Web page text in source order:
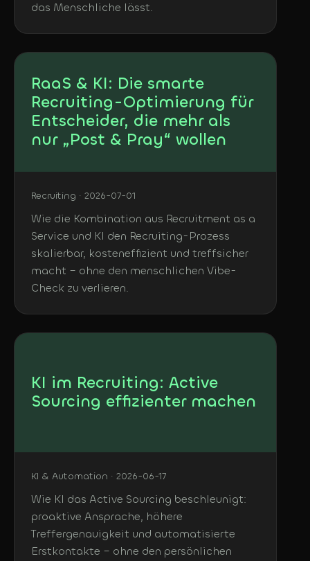
das Menschliche lässt.
RaaS & KI: Die smarte
Recruiting-Optimierung für
Entscheider, die mehr als
nur „Post & Pray“ wollen
Recruiting · 2026-07-01
Wie die Kombination aus Recruitment as a
Service und KI den Recruiting-Prozess
skalierbar, kosteneffizient und treffsicher
macht – ohne den menschlichen Vibe-
Check zu verlieren.
KI im Recruiting: Active
Sourcing effizienter machen
KI & Automation · 2026-06-17
Wie KI das Active Sourcing beschleunigt:
proaktive Ansprache, höhere
Treffergenauigkeit und automatisierte
Erstkontakte – ohne den persönlichen